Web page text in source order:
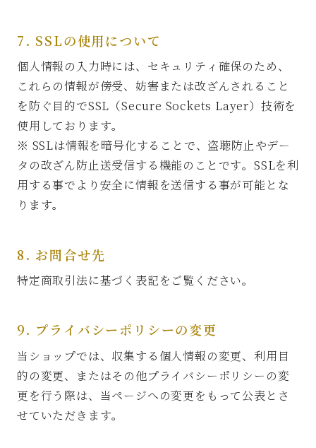
7. SSLの使用について
個人情報の入力時には、セキュリティ確保のため、
これらの情報が傍受、妨害または改ざんされること
を防ぐ目的でSSL（Secure Sockets Layer）技術を
使用しております。
※ SSLは情報を暗号化することで、盗聴防止やデー
タの改ざん防止送受信する機能のことです。SSLを利
用する事でより安全に情報を送信する事が可能とな
ります。
8. お問合せ先
特定商取引法に基づく表記をご覧ください。
9. プライバシーポリシーの変更
当ショップでは、収集する個人情報の変更、利用目
的の変更、またはその他プライバシーポリシーの変
更を行う際は、当ページへの変更をもって公表とさ
せていただきます。